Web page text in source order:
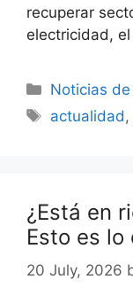
recuperar
electricidad,
Categories
Noticias
Tags
actualidad ,
¿Está en
Esto es lo
20 July, 2026